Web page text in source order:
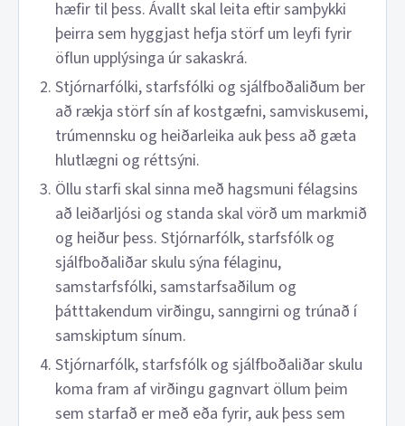
hæfir til þess. Ávallt skal leita eftir samþykki
þeirra sem hyggjast hefja störf um leyfi fyrir
öflun upplýsinga úr sakaskrá.
Stjórnarfólki, starfsfólki og sjálfboðaliðum ber
að rækja störf sín af kostgæfni, samviskusemi,
trúmennsku og heiðarleika auk þess að gæta
hlutlægni og réttsýni.
Öllu starfi skal sinna með hagsmuni félagsins
að leiðarljósi og standa skal vörð um markmið
og heiður þess. Stjórnarfólk, starfsfólk og
sjálfboðaliðar skulu sýna félaginu,
samstarfsfólki, samstarfsaðilum og
þátttakendum virðingu, sanngirni og trúnað í
samskiptum sínum.
Stjórnarfólk, starfsfólk og sjálfboðaliðar skulu
koma fram af virðingu gagnvart öllum þeim
sem starfað er með eða fyrir, auk þess sem